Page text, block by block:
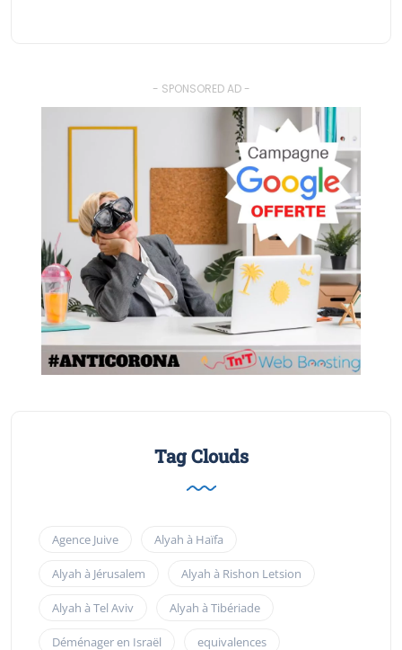
- SPONSORED AD -
Tag Clouds
Agence Juive Alyah à Haïfa
Alyah à Jérusalem Alyah à Rishon Letsion
Alyah à Tel Aviv Alyah à Tibériade
Déménager en Israël equivalences